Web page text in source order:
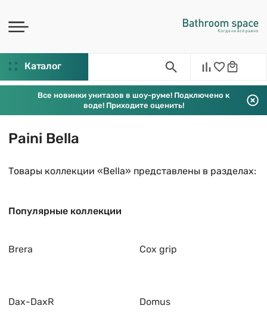
Каталог
Все новинки унитазов в шоу-руме! Подключено к
воде! Приходите оценить!
Paini Bella
Товары коллекции «Bella» представлены в разделах:
Популярные коллекции
Brera Cox grip
Dax-DaxR Domus